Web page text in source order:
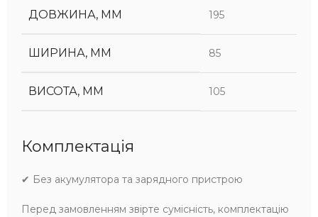
ДОВЖИНА, ММ 195
ШИРИНА, ММ 85
ВИСОТА, ММ 105
Комплектація
✔ Без акумулятора та зарядного пристрою
Перед замовленням звірте сумісність, комплектацію